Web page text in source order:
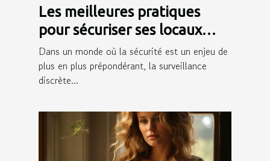
Les meilleures pratiques
pour sécuriser ses locaux
avec des caméras espion
Dans un monde où la sécurité est un enjeu de
plus en plus prépondérant, la surveillance
discrète...